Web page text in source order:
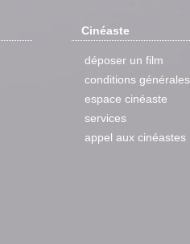
Cinéaste
déposer un film
conditions générales
espace cinéaste
services
appel aux cinéastes